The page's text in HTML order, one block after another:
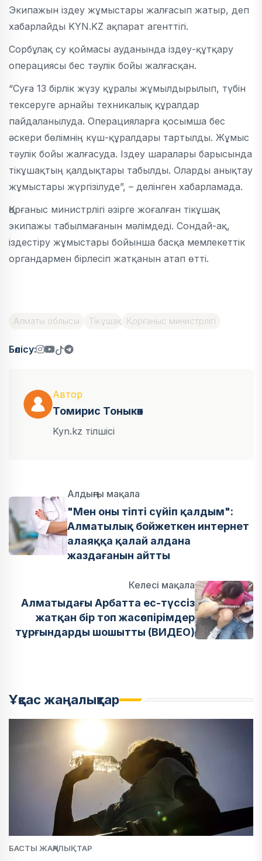
Экипажын іздеу жұмыстары жалғасып жатыр, деп
хабарлайды KYN.KZ ақпарат агенттігі.
Сорбұлақ су қоймасы ауданында іздеу-құтқару
операциясы бес тәулік бойы жалғасқан.
“Суға 13 бірлік жүзу құралы жұмылдырылып, түбін
тексеруге арнайы техникалық құралдар
пайдаланылуда. Операцияларға қосымша бес
әскери бөлімнің күш-құралдары тартылды. Жұмыс
тәулік бойы жалғасуда. Іздеу шаралары барысында
тікұшақтың қалдықтары табылды. Оларды анықтау
жұмыстары жүргізілуде”, – делінген хабарламада.
Қорғаныс министрлігі әзірге жоғалған тікұшақ
экипажы табылмағанын мәлімдеді. Сондай-ақ,
іздестіру жұмыстары бойынша басқа мемлекеттік
органдармен бірлесіп жатқанын атап өтті.
Алматы облысы Тікұшақ Қорғаныс министрлігі
Бөлісу:
Автор
Томирис Тоныкөк
Kyn.kz тілшісі
Алдыңғы мақала
"Мен оны тіпті сүйіп қалдым":
Алматылық бойжеткен интернет
алаяққа қалай алдана
жаздағанын айтты
Келесі мақала
Алматыдағы Арбатта ес-түссіз
жатқан бір топ жасөспірімдер
тұрғындарды шошытты (ВИДЕО)
Ұқсас жаңалықтар
БАСТЫ ЖАҢАЛЫҚТАР